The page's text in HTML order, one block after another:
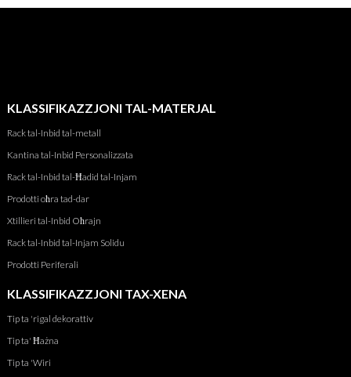
KLASSIFIKAZZJONI TAL-MATERJAL
Rack tal-Inbid tal-metall
Kantina tal-Inbid Personalizzata
Rack tal-Inbid tal-Ħadid tal-Injam
Prodotti oħra tad-dar
Xtillieri tal-Inbid Oħrajn
Rack tal-Inbid tal-Injam Solidu
Prodotti Periferali
KLASSIFIKAZZJONI TAX-XENA
Tip ta 'rigal dekorattiv
Tip ta' Ħażna
Tip ta 'Wiri